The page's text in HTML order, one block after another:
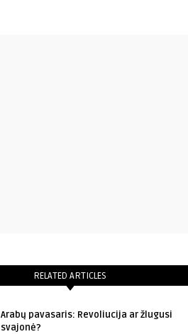
RELATED ARTICLES
Arabų pavasaris: Revoliucija ar žlugusi
svajonė?